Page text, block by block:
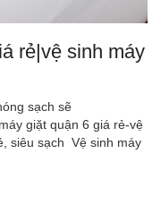
rẻ|vệ sinh máy
sạch sẽ
giặt quận 6 giá rẻ-vệ
siêu sạch Vệ sinh máy